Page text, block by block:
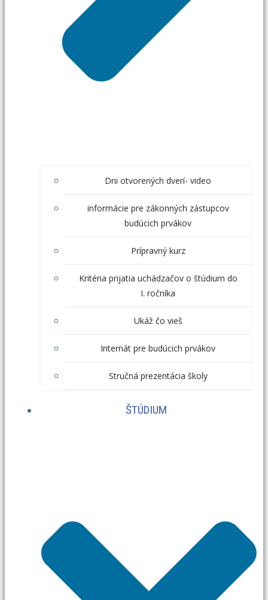
Dni otvorených dverí- video
informácie pre zákonných zástupcov
budúcich prvákov
Prípravný kurz
Kritéria prijatia uchádzačov o štúdium do
I. ročníka
Ukáž čo vieš
Internát pre budúcich prvákov
Stručná prezentácia školy
ŠTÚDIUM